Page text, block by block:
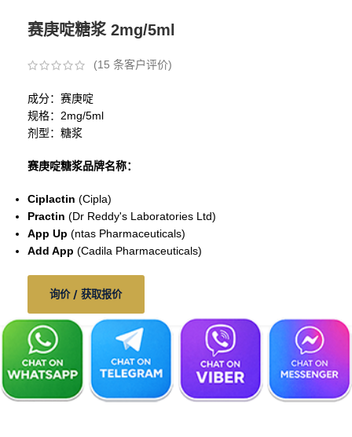
赛庚啶糖浆 2mg/5ml
(15 条客户评价)
成分：赛庚啶
规格：2mg/5ml
剂型：糖浆
赛庚啶糖浆品牌名称：
Ciplactin (Cipla)
Practin (Dr Reddy's Laboratories Ltd)
App Up (ntas Pharmaceuticals)
Add App (Cadila Pharmaceuticals)
询价 / 获取报价